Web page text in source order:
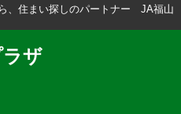
、住まい探しのパートナー JA福山
ザ